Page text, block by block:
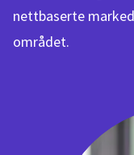
nettbaserte
området.